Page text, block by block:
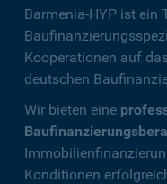
Barmenia-HYP ist ein
Kooperationen auf
deutschen
Wir bieten eine
Konditionen